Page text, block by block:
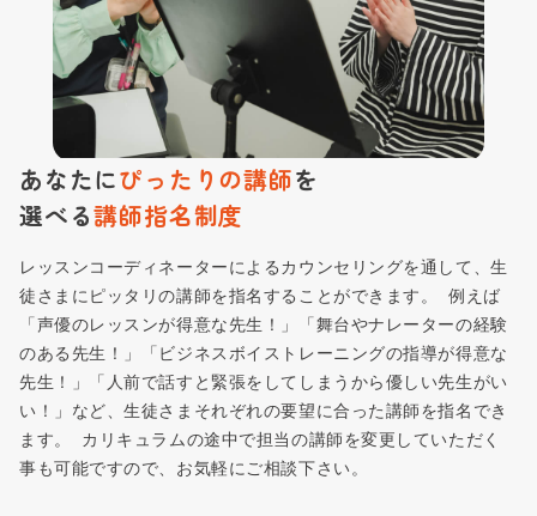
あなたにぴったりの講師を
選べる講師指名制度
レッスンコーディネーターによるカウンセリングを通して、生
徒さまにピッタリの講師を指名することができます。 例えば
「声優のレッスンが得意な先生！」「舞台やナレーターの経験
のある先生！」「ビジネスボイストレーニングの指導が得意な
先生！」「人前で話すと緊張をしてしまうから優しい先生がい
い！」など、生徒さまそれぞれの要望に合った講師を指名でき
ます。 カリキュラムの途中で担当の講師を変更していただく
事も可能ですので、お気軽にご相談下さい。